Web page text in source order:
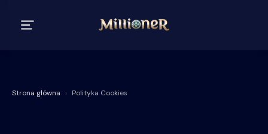
Strona główna › Polityka Cookies